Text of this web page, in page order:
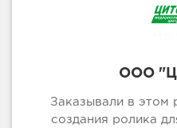
ООО
Заказывали в этом
создания ролика